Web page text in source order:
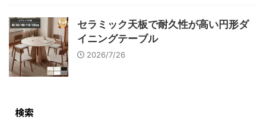
セラミック天板で耐久性が高い円形ダ
イニングテーブル
2026/7/26
検索